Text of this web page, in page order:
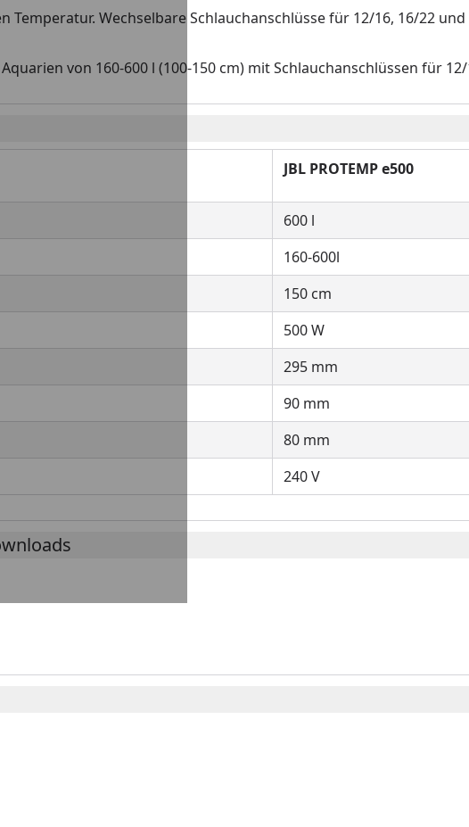
Temperatur. Wechselbare Schlauchanschlüsse für 12/16, 16/22
von 160-600 l (100-150 cm) mit Schlauchanschlüssen für
JBL PROTEMP e500
600 l
160-600l
150 cm
500 W
295 mm
90 mm
80 mm
240 V